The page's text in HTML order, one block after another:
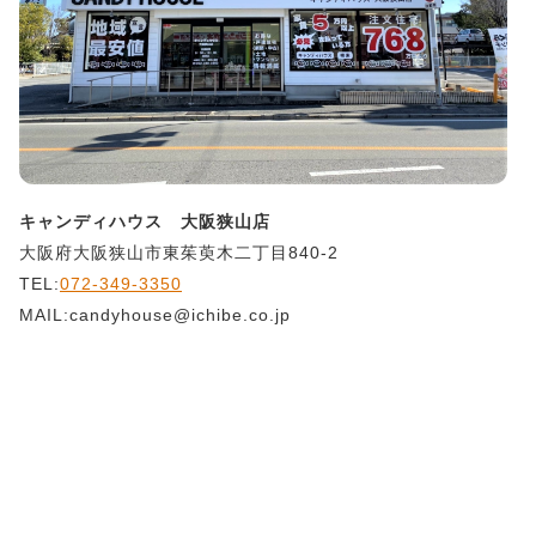
キャンディハウス 大阪狭山店
大阪府大阪狭山市東茱萸木二丁目840-2
TEL:072-349-3350
MAIL:candyhouse@ichibe.co.jp